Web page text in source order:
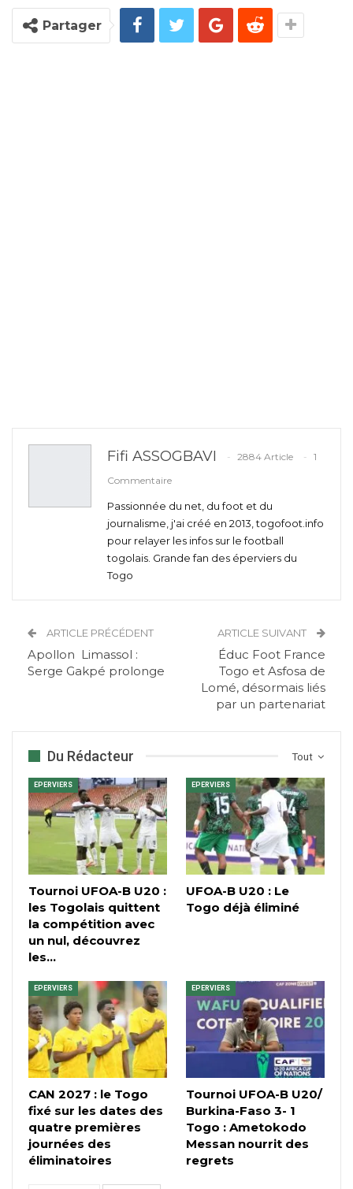
Partager
Fifi ASSOGBAVI 2884 Article
1
Commentaire
Passionnée du net, du foot et du
journalisme, j'ai créé en 2013, togofoot.info
pour relayer les infos sur le football
togolais. Grande fan des éperviers du
Togo
ARTICLE PRÉCÉDENT
Apollon Limassol :
Serge Gakpé prolonge
ARTICLE SUIVANT
Éduc Foot France
Togo et Asfosa de
Lomé, désormais liés
par un partenariat
Tout
Du Rédacteur
EPERVIERS
Tournoi UFOA-B U20 :
les Togolais quittent
la compétition avec
un nul, découvrez
les…
EPERVIERS
UFOA-B U20 : Le
Togo déjà éliminé
EPERVIERS
CAN 2027 : le Togo
fixé sur les dates des
quatre premières
journées des
éliminatoires
EPERVIERS
Tournoi UFOA-B U20/
Burkina-Faso 3- 1
Togo : Ametokodo
Messan nourrit des
regrets